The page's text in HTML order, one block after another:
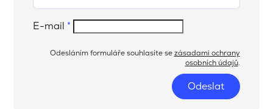
E-mail *
Odesláním formuláře souhlasíte sezásadami ochrany
osobních údajů.
Odeslat